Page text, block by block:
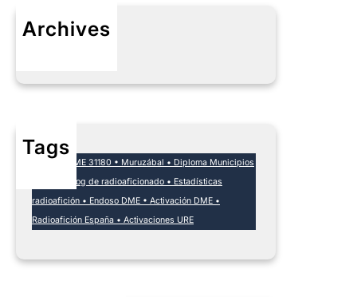
Archives
Tags
EA1DA • DME 31180 • Muruzábal • Diploma Municipios
España • Log de radioaficionado • Estadísticas
radioafición • Endoso DME • Activación DME •
Radioafición España • Activaciones URE